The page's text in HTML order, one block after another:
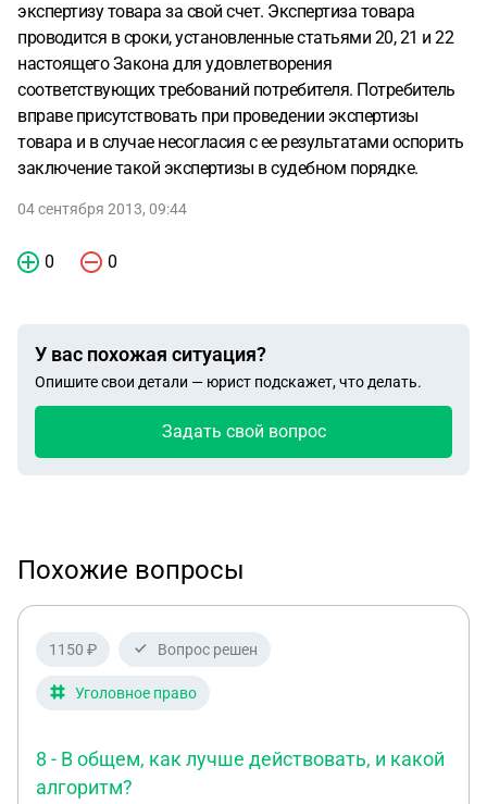
экспертизу товара за свой счет. Экспертиза товара
проводится в сроки, установленные статьями 20, 21 и 22
настоящего Закона для удовлетворения
соответствующих требований потребителя. Потребитель
вправе присутствовать при проведении экспертизы
товара и в случае несогласия с ее результатами оспорить
заключение такой экспертизы в судебном порядке.
04 сентября 2013, 09:44
0 0
У вас похожая ситуация?
Опишите свои детали — юрист подскажет, что делать.
Задать свой вопрос
Похожие вопросы
1150 ₽ Вопрос решен
Уголовное право
8 - В общем, как лучше действовать, и какой
алгоритм?